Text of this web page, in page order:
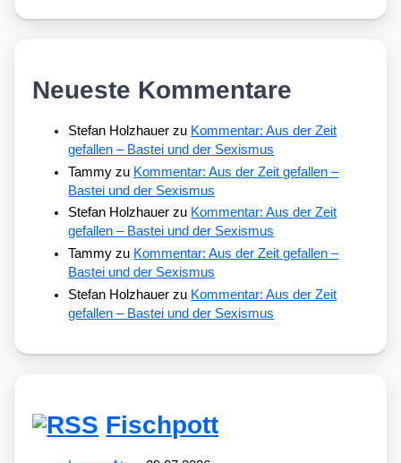
Neueste Kommentare
Stefan Holzhauer zu Kommentar: Aus der Zeit
gefallen – Bastei und der Sexismus
Tammy zu Kommentar: Aus der Zeit gefallen –
Bastei und der Sexismus
Stefan Holzhauer zu Kommentar: Aus der Zeit
gefallen – Bastei und der Sexismus
Tammy zu Kommentar: Aus der Zeit gefallen –
Bastei und der Sexismus
Stefan Holzhauer zu Kommentar: Aus der Zeit
gefallen – Bastei und der Sexismus
Fischpott